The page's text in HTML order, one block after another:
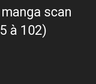
scan
à 102)